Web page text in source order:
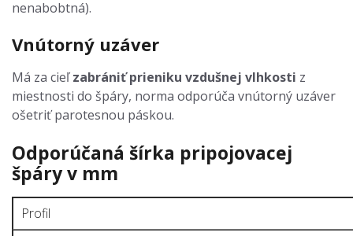
nenabobtná).
Vnútorný uzáver
Má za cieľzabrániť prieniku vzdušnej vlhkosti z
miestnosti do špáry, norma odporúča vnútorný uzáver
ošetriť parotesnou páskou.
Odporúčaná šírka pripojovacej
špáry v mm
Profil